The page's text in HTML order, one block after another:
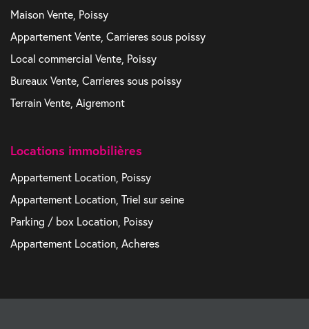
Maison Vente, Poissy
Appartement Vente, Carrieres sous poissy
Local commercial Vente, Poissy
Bureaux Vente, Carrieres sous poissy
Terrain Vente, Aigremont
Locations immobilières
Appartement Location, Poissy
Appartement Location, Triel sur seine
Parking / box Location, Poissy
Appartement Location, Acheres